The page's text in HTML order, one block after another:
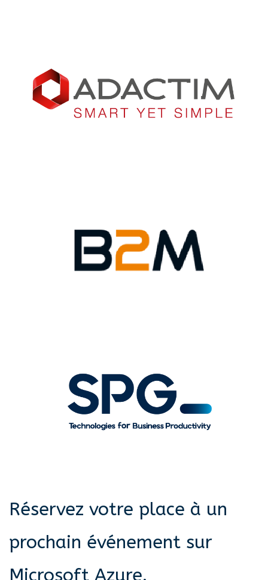
– AZURE Monitoring
1 webinaire :
-Sauvegarder vos données sur Azure
2 webinaires :
-Approvisionner des Virtuels Machines sur Azure
-Cost Management
Réservez votre place à un
prochain événement sur
Microsoft Azure.